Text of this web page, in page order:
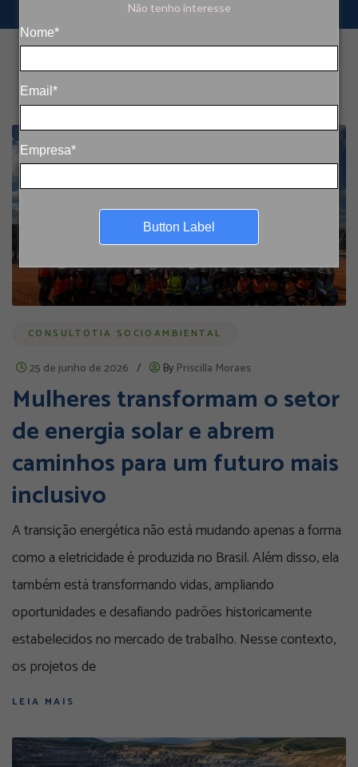
Não tenho interesse
Nome*
Email*
Empresa*
Button Label
CONSULTOTIA SOCIOAMBIENTAL
25 de junho de 2026 / By Priscilla Moraes
Mulheres transformam o setor
de energia solar e abrem
caminhos para um futuro mais
inclusivo
A transição energética não está mudando apenas a forma
como a eletricidade é produzida no Brasil. Além disso, ela
também está transformando vidas, ampliando
oportunidades e desafiando padrões historicamente
estabelecidos no mercado de trabalho. Nesse contexto,
os projetos de
LEIA MAIS